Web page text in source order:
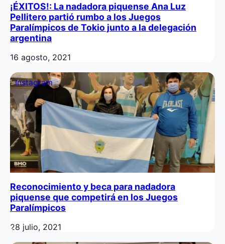
¡ÉXITOS!: La nadadora piquense Ana Luz
Pellitero partió rumbo a los Juegos
Paralímpicos de Tokio junto a la delegación
argentina
16 agosto, 2021
Instagram
Reconocimiento y beca para nadadora
piquense que competirá en los Juegos
Paralímpicos
28 julio, 2021